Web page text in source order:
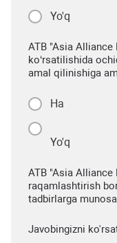
Yo'q
ATB "Asia
ko‘rsatilishida
amal qilinishiga
Ha
Yo'q
ATB "Asia Alliance
raqamlashtirish
tadbirlarga
Javobingizni